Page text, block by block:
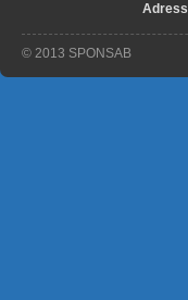
Adress
© 2013 SPONSAB